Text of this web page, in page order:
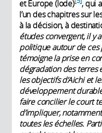
et Europe (Iode)
, qui
l’un des chapitres sur
à la décision, à
études convergent, il y
politique autour de
témoigne la prise en
dégradation des terres
les objectifs d’Aichi et
développement
faire concilier le court
d’impliquer,
toutes les échelles.